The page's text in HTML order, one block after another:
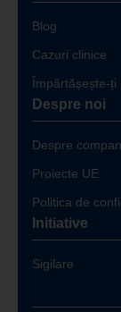
Blog
Cazuri clinice
Împărtășește-ți
Despre noi
Despre
Proiecte UE
Politica de
Initiative
Sigilare